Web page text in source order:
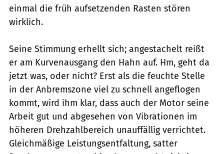
einmal die früh aufsetzenden Rasten stören
wirklich.
Seine Stimmung erhellt sich; angestachelt reißt
er am Kurvenausgang den Hahn auf. Hm, geht da
jetzt was, oder nicht? Erst als die feuchte Stelle
in der Anbremszone viel zu schnell angeflogen
kommt, wird ihm klar, dass auch der Motor seine
Arbeit gut und abgesehen von Vibrationen im
höheren Drehzahlbereich unauffällig verrichtet.
Gleichmäßige Leistungsentfaltung, satter